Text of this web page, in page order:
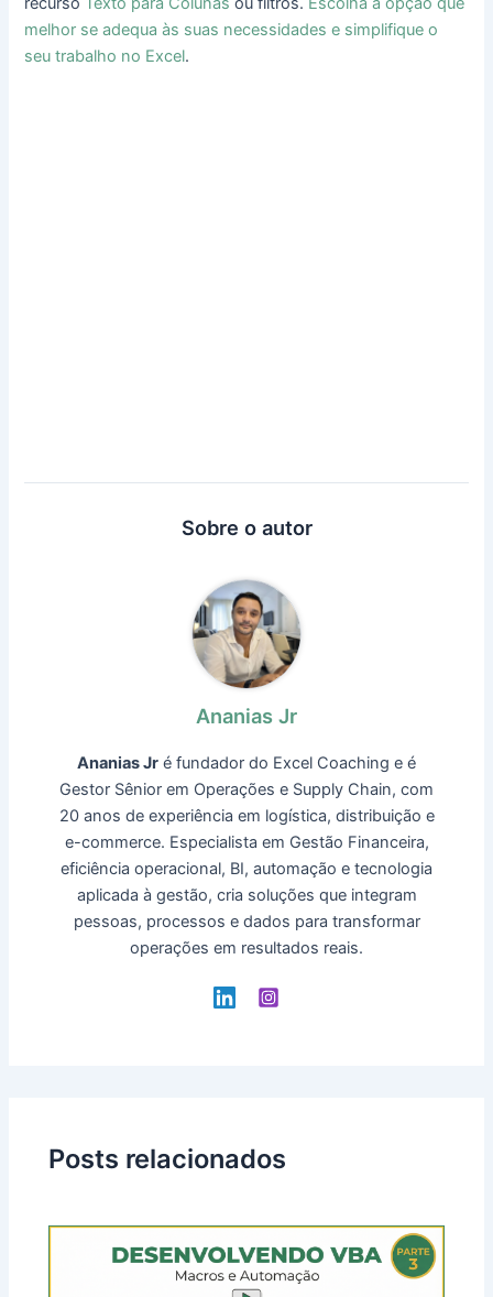
melhor se adequa às suas necessidades e simplifique o
seu trabalho no Excel.
Sobre o autor
Ananias Jr
Ananias Jr é fundador do Excel Coaching e é
Gestor Sênior em Operações e Supply Chain, com
20 anos de experiência em logística, distribuição e
e-commerce. Especialista em Gestão Financeira,
eficiência operacional, BI, automação e tecnologia
aplicada à gestão, cria soluções que integram
pessoas, processos e dados para transformar
operações em resultados reais.
Posts relacionados